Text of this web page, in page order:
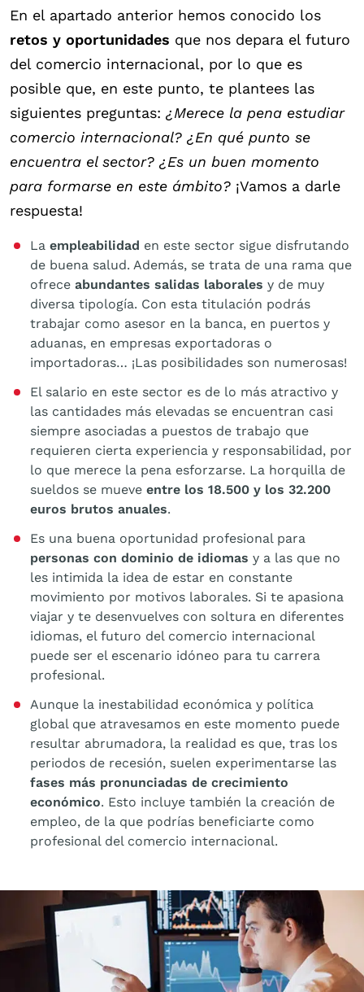
En el apartado anterior hemos conocido los
retos y oportunidades que nos depara el futuro
del comercio internacional, por lo que es
posible que, en este punto, te plantees las
siguientes preguntas: ¿Merece la pena estudiar
comercio internacional? ¿En qué punto se
encuentra el sector? ¿Es un buen momento
para formarse en este ámbito? ¡Vamos a darle
respuesta!
La empleabilidad en este sector sigue disfrutando
de buena salud. Además, se trata de una rama que
ofrece abundantes salidas laborales y de muy
diversa tipología. Con esta titulación podrás
trabajar como asesor en la banca, en puertos y
aduanas, en empresas exportadoras o
importadoras… ¡Las posibilidades son numerosas!
El salario en este sector es de lo más atractivo y
las cantidades más elevadas se encuentran casi
siempre asociadas a puestos de trabajo que
requieren cierta experiencia y responsabilidad, por
lo que merece la pena esforzarse. La horquilla de
sueldos se mueve entre los 18.500 y los 32.200
euros brutos anuales.
Es una buena oportunidad profesional para
personas con dominio de idiomas y a las que no
les intimida la idea de estar en constante
movimiento por motivos laborales. Si te apasiona
viajar y te desenvuelves con soltura en diferentes
idiomas, el futuro del comercio internacional
puede ser el escenario idóneo para tu carrera
profesional.
Aunque la inestabilidad económica y política
global que atravesamos en este momento puede
resultar abrumadora, la realidad es que, tras los
periodos de recesión, suelen experimentarse las
fases más pronunciadas de crecimiento
económico. Esto incluye también la creación de
empleo, de la que podrías beneficiarte como
profesional del comercio internacional.